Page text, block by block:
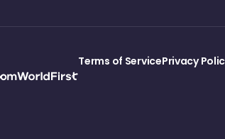
Terms of ServicePrivacy